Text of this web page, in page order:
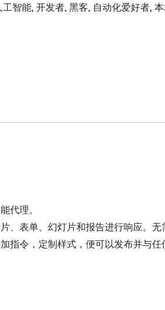
智能, 开发者, 黑客, 自动化爱好者,
代理。
、表单、幻灯片和报告进行响应。无
指令，定制样式，便可以发布并与任